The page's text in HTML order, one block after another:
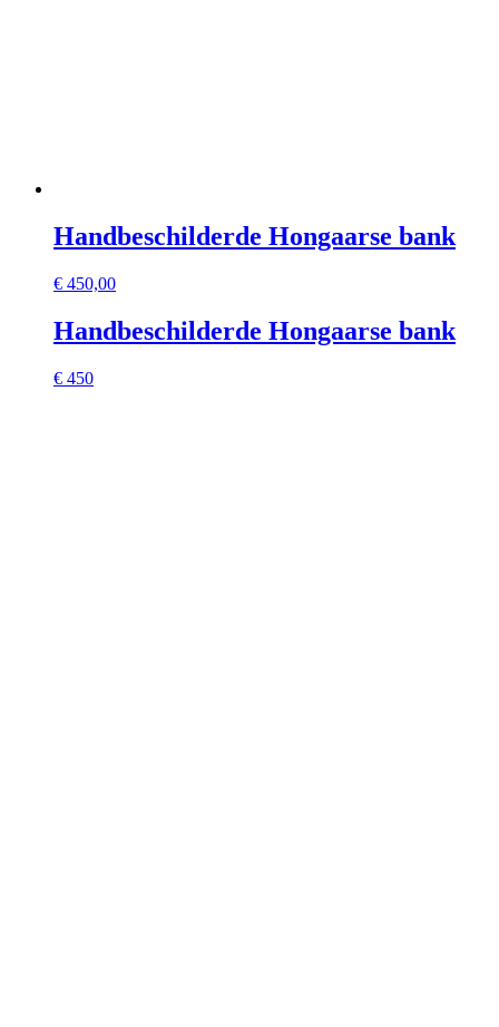
Handbeschilderde Hongaarse bank
€ 450,00
Handbeschilderde Hongaarse bank
€ 450